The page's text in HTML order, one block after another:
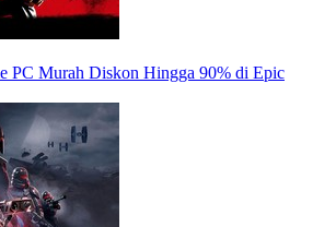
PC Murah Diskon Hingga 90% di Epic